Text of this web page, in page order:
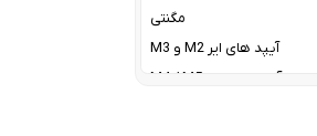
مگنتی
آیپد های ایر M2 و M3
آیپد پرو های M4 / M5